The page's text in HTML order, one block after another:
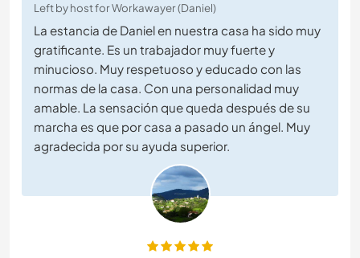
Left by host for Workawayer (Daniel)
La estancia de Daniel en nuestra casa ha sido muy
gratificante. Es un trabajador muy fuerte y
minucioso. Muy respetuoso y educado con las
normas de la casa. Con una personalidad muy
amable. La sensación que queda después de su
marcha es que por casa a pasado un ángel. Muy
agradecida por su ayuda superior.